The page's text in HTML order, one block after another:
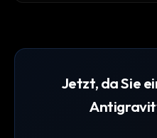
Jetzt, da Sie